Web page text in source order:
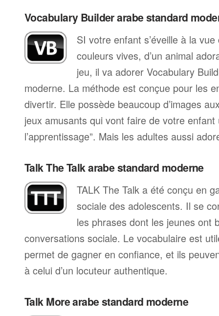
Vocabulary Builder arabe standard
SI votre enfant s’éveille à la vue
couleurs vives, d’un animal
jeu, il va adorer Vocabulary
moderne. La méthode est conçue pour les
divertir. Elle possède beaucoup d’images
jeux amusants qui vont faire de votre enfant
l’apprentissage”. Mais les adultes aussi
Talk The Talk arabe standard moderne
TALK The Talk a été conçu en
sociale des adolescents. Il se
les phrases dont les jeunes ont
conversations sociale. Le vocabulaire est
permet de gagner en confiance, et ils
à celui d’un locuteur authentique.
Talk More arabe standard moderne